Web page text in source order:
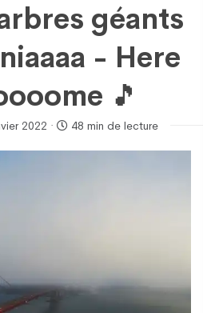
géants
- Here
🎵
2022 · 48 min de lecture